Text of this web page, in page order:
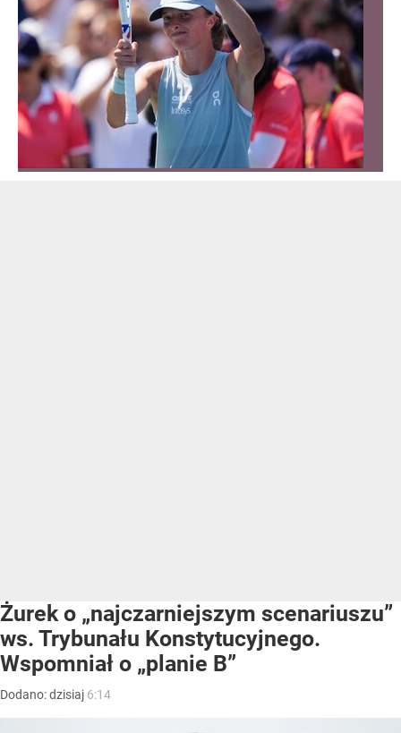
Żurek o „najczarniejszym scenariuszu”
ws. Trybunału Konstytucyjnego.
Wspomniał o „planie B”
Dodano:dzisiaj 6:14